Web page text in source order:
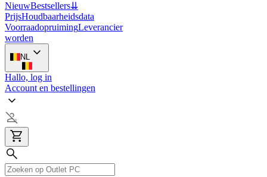
NieuwBestsellers⇊
PrijsHoudbaarheidsdata
VoorraadopruimingLeverancier
worden
NL
Hallo, log in
Account en bestellingen